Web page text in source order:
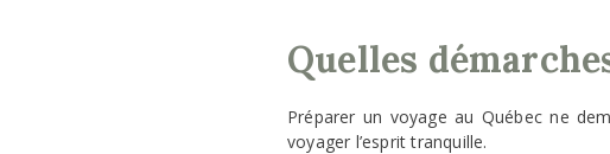
Quelles
Préparer un voyage au Québec ne
voyager l’esprit tranquille.